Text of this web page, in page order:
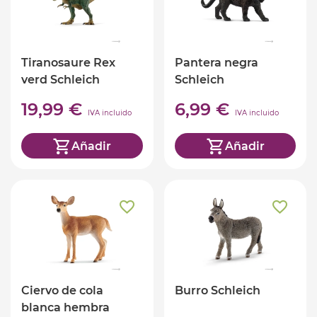
Tiranosaure Rex
verd Schleich
19,99 € IVA incluido
Añadir
Pantera negra
Schleich
6,99 € IVA incluido
Añadir
Ciervo de cola
blanca hembra
Burro Schleich